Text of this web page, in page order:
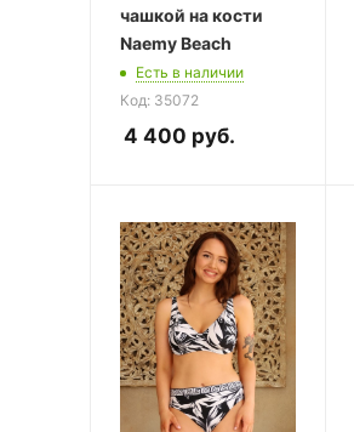
чашкой на кости
Naemy Beach
Есть в наличии
Код: 35072
4 400 руб.